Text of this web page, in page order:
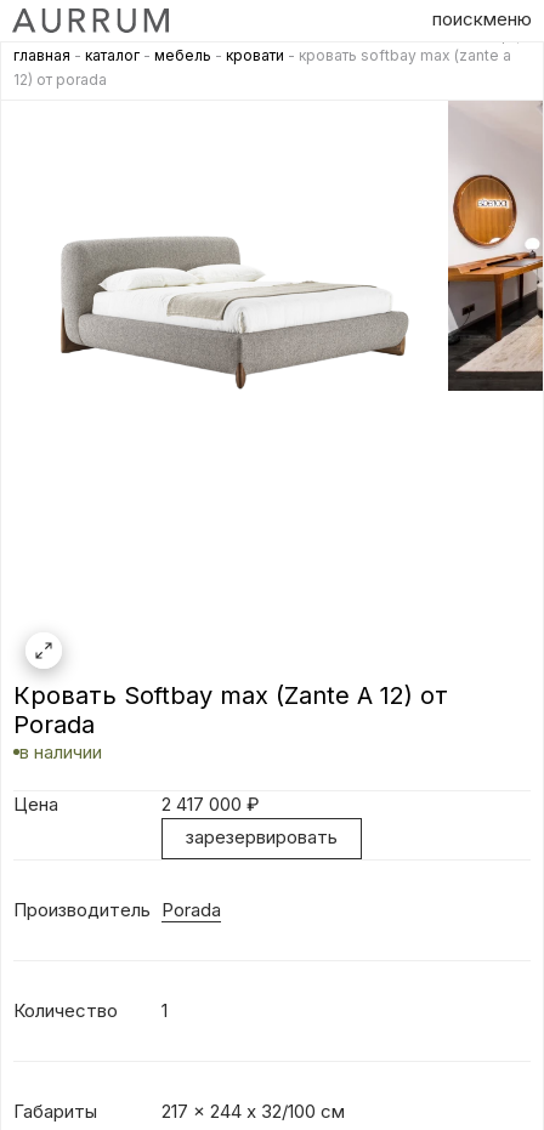
поискменю
главная - каталог - мебель - кровати - кровать softbay max (zante a
12) от porada
Кровать Softbay max (Zante A 12) от
Porada
в наличии
Цена 2 417 000 ₽
зарезервировать
Производитель Porada
Количество 1
Габариты
217 x 244 х 32/100 см